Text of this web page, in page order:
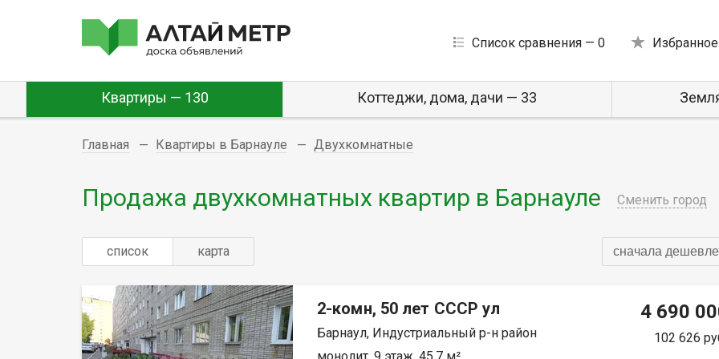
Список сравнения — 0
Квартиры — 130 Коттеджи, дома, дачи — 33
Главная Квартиры в Барнауле Двухкомнатные
Продажа двухкомнатных квартир в Барнауле Сменить город
список карта сначала дешевле
2-комн, 50 лет СССР ул
Барнаул, Индустриальный р-н район
4 690
102 626